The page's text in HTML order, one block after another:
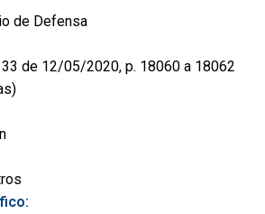
de Defensa
de 12/05/2020, p. 18060 a 18062